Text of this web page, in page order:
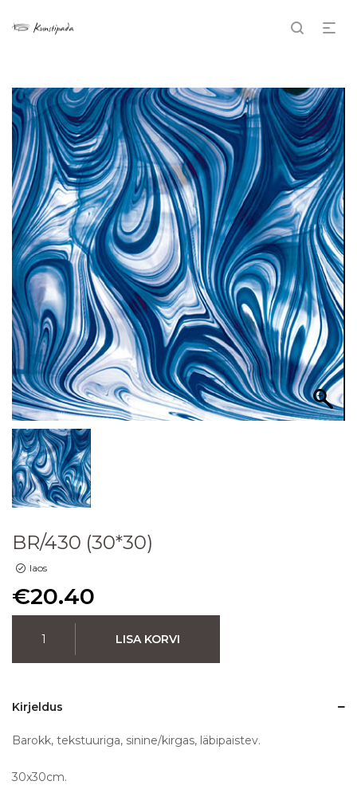
BR/430 (30*30)
laos
€20.40
LISA KORVI
Kirjeldus
Barokk, tekstuuriga, sinine/kirgas, läbipaistev.
30x30cm.